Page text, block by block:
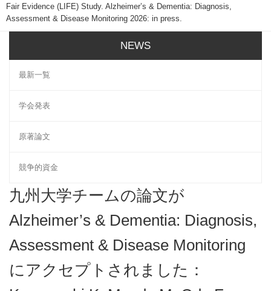
Fair Evidence (LIFE) Study. Alzheimer’s & Dementia: Diagnosis,
Assessment & Disease Monitoring 2026: in press.
NEWS
最新一覧
学会発表
原著論文
競争的資金
九州大学チームの論文が
Alzheimer’s & Dementia: Diagnosis,
Assessment & Disease Monitoring
にアクセプトされました：